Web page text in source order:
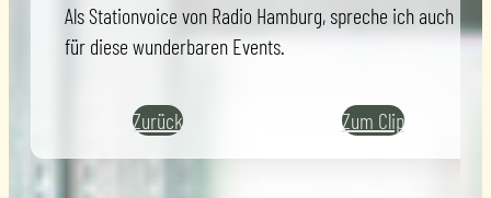
Als Stationvoice von Radio Hamburg, spreche ich auch
für diese wunderbaren Events.
Zurück Zum Clip